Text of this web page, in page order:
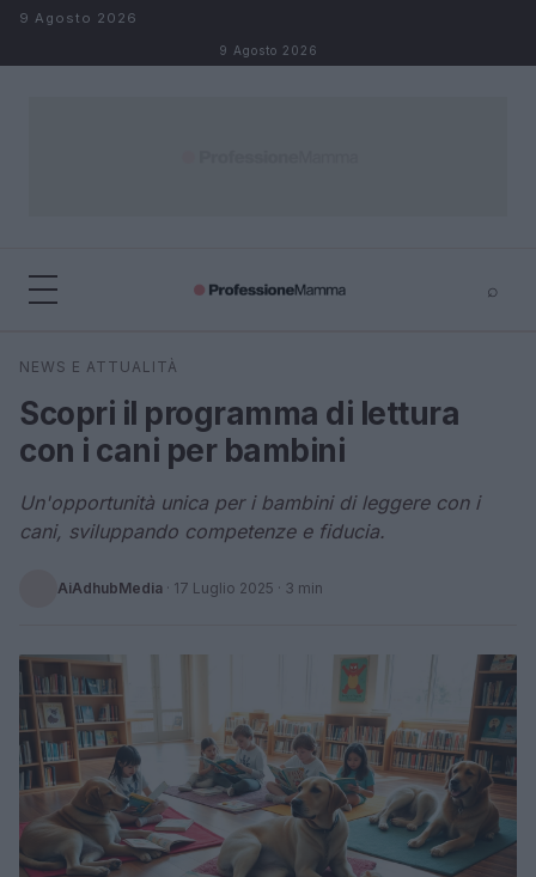
Salta al contenuto
9 Agosto 2026
9 Agosto 2026
⌕
Cerca
NEWS E ATTUALITÀ
Scopri il programma di lettura
con i cani per bambini
Un'opportunità unica per i bambini di leggere con i
cani, sviluppando competenze e fiducia.
AiAdhubMedia · 17 Luglio 2025 · 3 min